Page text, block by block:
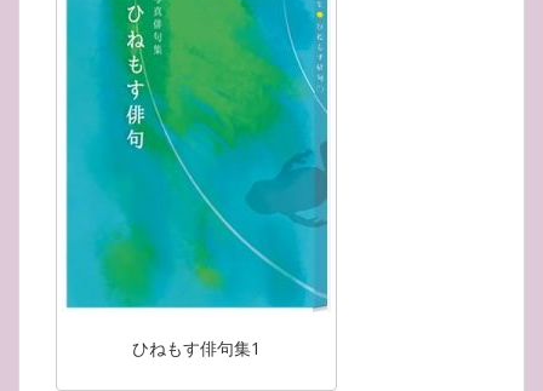
ひねもす俳句集1